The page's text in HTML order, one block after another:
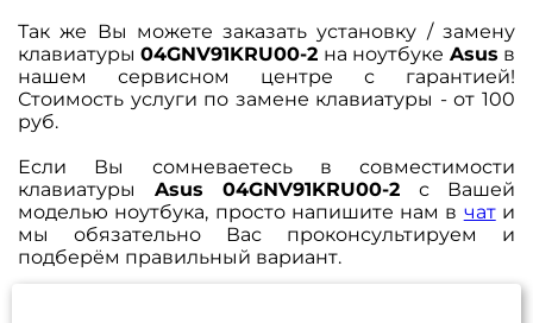
Так же Вы можете заказать установку / замену
клавиатуры04GNV91KRU00-2 на ноутбуке Asus в
нашем сервисном центре с гарантией!
Стоимость услуги по замене клавиатуры - от 100
руб.
Если Вы сомневаетесь в совместимости
клавиатуры Asus 04GNV91KRU00-2 с Вашей
моделью ноутбука, просто напишите нам в чати
мы обязательно Вас проконсультируем и
подберём правильный вариант.